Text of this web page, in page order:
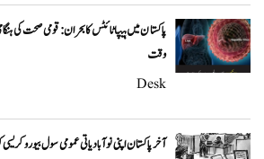
پاکستان میں ہیپاٹائٹس کا بحران: قومی صحت کی
وقت
Desk
آخر پاکستان اپنی نوآبادیاتی عمومی سول